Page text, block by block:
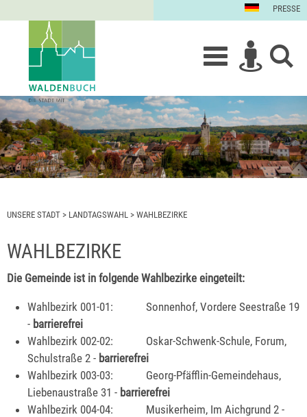
PRESSE
UNSERE STADT > LANDTAGSWAHL > WAHLBEZIRKE
WAHLBEZIRKE
Die Gemeinde ist in folgende Wahlbezirke eingeteilt:
Wahlbezirk 001-01: Sonnenhof, Vordere Seestraße 19
- barrierefrei
Wahlbezirk 002-02: Oskar-Schwenk-Schule, Forum,
Schulstraße 2 - barrierefrei
Wahlbezirk 003-03: Georg-Pfäfflin-Gemeindehaus,
Liebenaustraße 31 - barrierefrei
Wahlbezirk 004-04: Musikerheim, Im Aichgrund 2 -